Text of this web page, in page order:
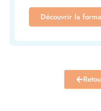
Découvrir la